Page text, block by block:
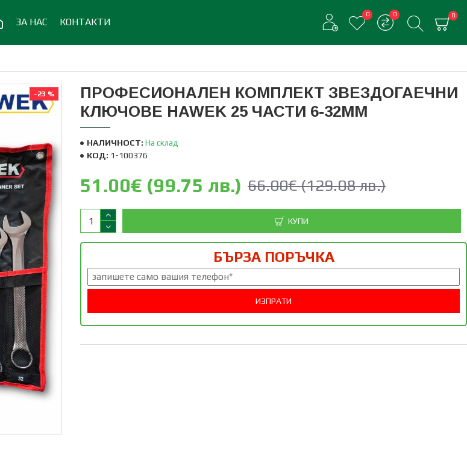
ЗА НАС КОНТАКТИ
0 0 0
-23 %
ПРОФЕСИОНАЛЕН КОМПЛЕКТ ЗВЕЗДОГАЕЧНИ
КЛЮЧОВЕ HAWEK 25 ЧАСТИ 6-32ММ
НАЛИЧНОСТ: На склад
КОД: 1-100376
66.00€ (129.08 лв.)
51.00€ (99.75 лв.)
КУПИ
БЪРЗА ПОРЪЧКА